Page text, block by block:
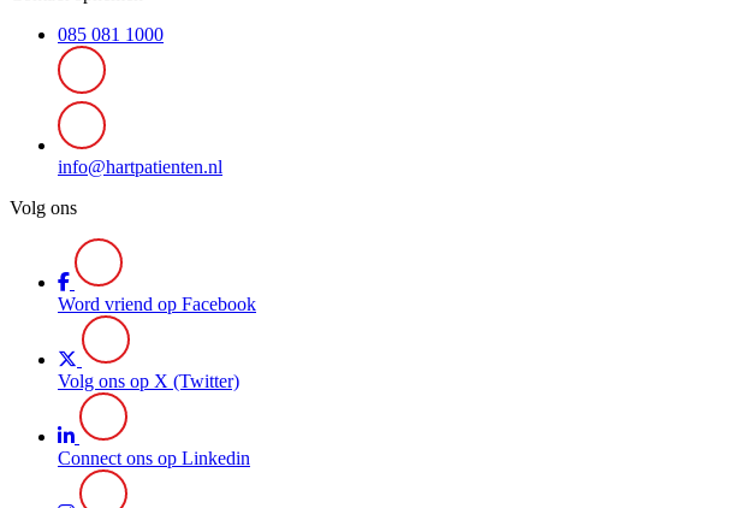
085 081 1000
info@hartpatienten.nl
Volg ons
Word vriend op Facebook
Volg ons op X (Twitter)
Connect ons op Linkedin